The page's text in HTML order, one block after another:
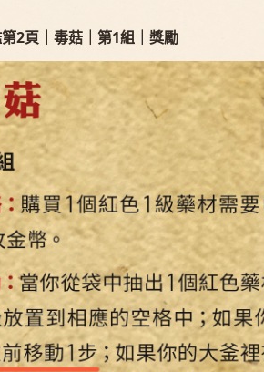
2頁｜毒菇｜第1組｜獎勵